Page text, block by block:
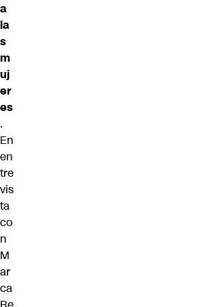
a
la
s
m
uj
er
es
.
En
en
tre
vis
ta
co
n
M
ar
ca